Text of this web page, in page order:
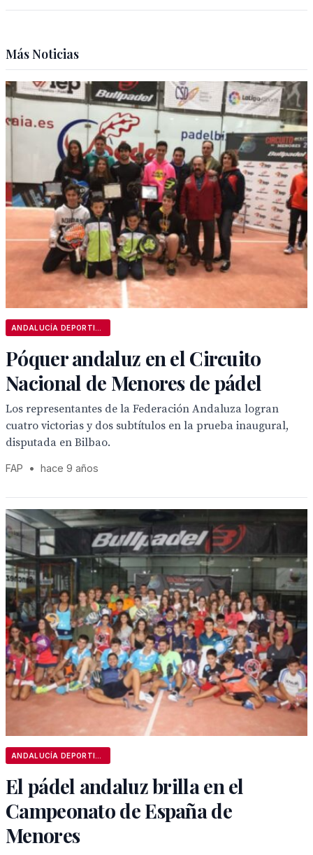
Más Noticias
Póquer andaluz en el Circuito
Nacional de Menores de pádel
Los representantes de la Federación Andaluza logran
cuatro victorias y dos subtítulos en la prueba inaugural,
disputada en Bilbao.
FAP • hace 9 años
El pádel andaluz brilla en el
Campeonato de España de
Menores